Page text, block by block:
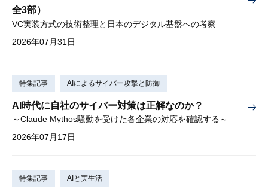
全3部）
VC実装方式の技術整理と日本のデジタル基盤への考察
2026年07月31日
特集記事 AIによるサイバー攻撃と防御
AI時代に自社のサイバー対策は正解なのか？
～Claude Mythos騒動を受けた各企業の対応を確認する～
2026年07月17日
特集記事 AIと実生活